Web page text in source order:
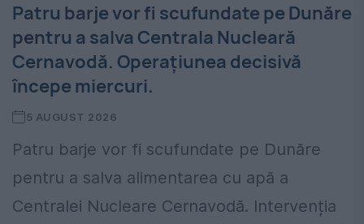
Patru barje vor fi scufundate pe Dunăre
pentru a salva Centrala Nucleară
Cernavodă. Operațiunea decisivă
începe miercuri.
5 AUGUST 2026
Patru barje vor fi scufundate pe Dunăre
pentru a salva alimentarea cu apă a
Centralei Nucleare Cernavodă. Intervenția